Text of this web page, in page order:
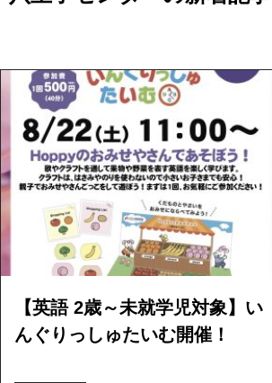
【英語 2歳～未就学児対象】い
んぐりっしゅたいむ開催！